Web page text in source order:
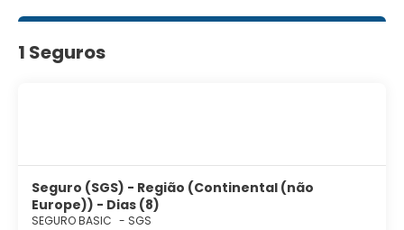
1 Seguros
Seguro (SGS) - Região (Continental (não
Europe)) - Dias (8)
SEGURO BASIC - SGS